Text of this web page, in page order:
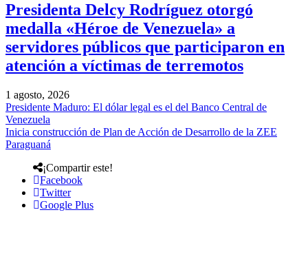
Presidenta Delcy Rodríguez otorgó
medalla «Héroe de Venezuela» a
servidores públicos que participaron en
atención a víctimas de terremotos
1 agosto, 2026
Presidente Maduro: El dólar legal es el del Banco Central de
Venezuela
Inicia construcción de Plan de Acción de Desarrollo de la ZEE
Paraguaná
¡Compartir este!
Facebook
Twitter
Google Plus